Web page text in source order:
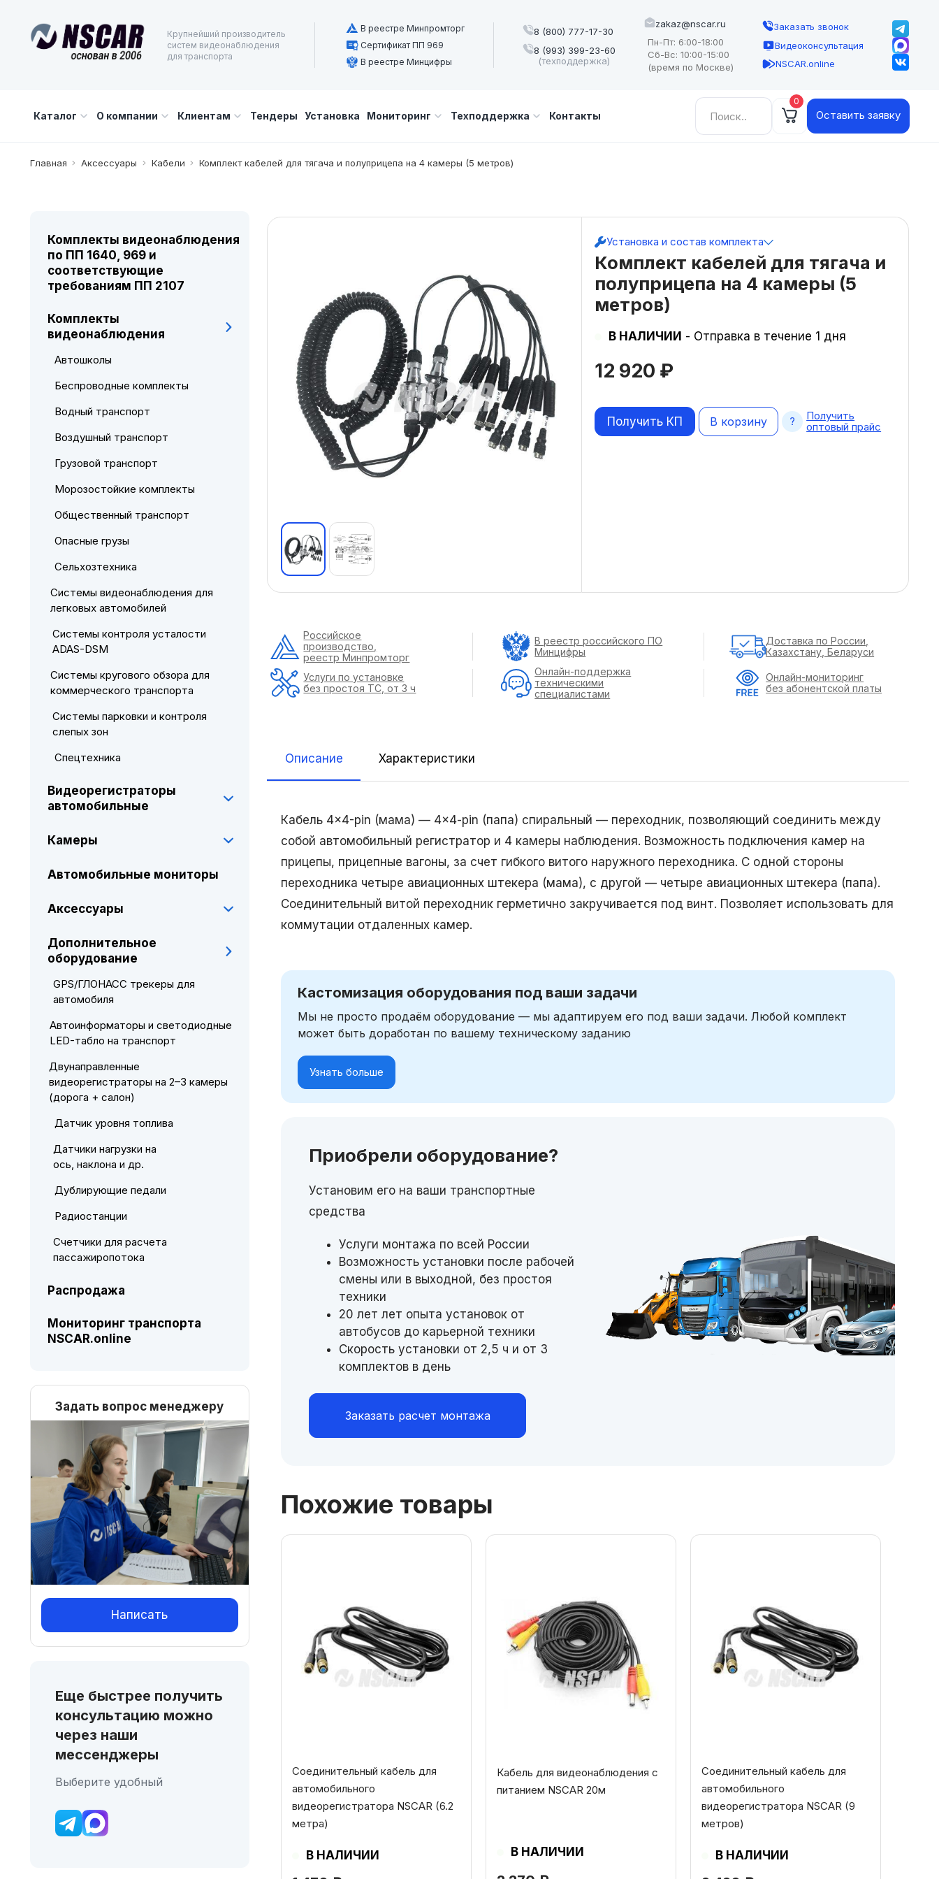
Крупнейший производитель
систем видеонаблюдения
для транспорта
В реестре Минпромторг
Сертификат ПП 969
В реестре Минцифры
8 (800) 777-17-30
8 (993) 399-23-60
(техподдержка)
zakaz@nscar.ru
Пн-Пт: 6:00-18:00
Сб-Вс: 10:00-15:00
(время по Москве)
Заказать звонок
Видеоконсультация
NSCAR.online
Каталог О компании Клиентам Тендеры Установка Мониторинг Техподдержка Контакты
Найти: 0
Оставить заявку
Главная Аксессуары Кабели Комплект кабелей для тягача и полуприцепа на 4 камеры (5 метров)
Комплект кабелей для тягача и
полуприцепа на 4 камеры (5
метров)
12 920 ₽
В НАЛИЧИИ - Отправка в течение 1 дня
Установка и состав комплекта
В корзину
Получить КП
Получить
оптовый прайс
Описание Характеристики
Кабель 4×4-pin (мама) — 4×4-pin (папа) спиральный — переходник, позволяющий соединить между
собой автомобильный регистратор и 4 камеры наблюдения. Возможность подключения камер на
прицепы, прицепные вагоны, за счет гибкого витого наружного переходника. С одной стороны
переходника четыре авиационных штекера (мама), с другой — четыре авиационных штекера (папа).
Соединительный витой переходник герметично закручивается под винт. Позволяет использовать для
коммутации отдаленных камер.
Кастомизация оборудования под ваши задачи
Мы не просто продаём оборудование — мы адаптируем его под ваши задачи. Любой комплект
может быть доработан по вашему техническому заданию
Узнать больше
Приобрели оборудование?
Установим его на ваши транспортные
средства
Услуги монтажа по всей России
Возможность установки после рабочей
смены или в выходной, без простоя
техники
20 лет лет опыта установок от
автобусов до карьерной техники
Скорость установки от 2,5 ч и от 3
комплектов в день
Заказать расчет монтажа
Похожие товары
Соединительный кабель для
автомобильного
видеорегистратора NSCAR (6.2
метра)
В НАЛИЧИИ
Кабель для видеонаблюдения с
питанием NSCAR 20м
В НАЛИЧИИ
Соединительный кабель для
автомобильного
видеорегистратора NSCAR (9
метров)
В НАЛИЧИИ
Российское
производство,
реестр Минпромторг
В реестр российского ПО
Минцифры
Доставка по России,
Казахстану, Беларуси
Услуги по установке
без простоя ТС, от 3 ч
Онлайн-поддержка
техническими
специалистами
Онлайн-мониторинг
без абонентской платы
Комплекты видеонаблюдения
по ПП 1640, 969 и
соответствующие
требованиям ПП 2107
Комплекты
видеонаблюдения
Автошколы
Беспроводные комплекты
Водный транспорт
Воздушный транспорт
Грузовой транспорт
Морозостойкие комплекты
Общественный транспорт
Опасные грузы
Сельхозтехника
Системы видеонаблюдения для
легковых автомобилей
Системы контроля усталости
ADAS-DSM
Системы кругового обзора для
коммерческого транспорта
Системы парковки и контроля
слепых зон
Спецтехника
Видеорегистраторы
автомобильные
Камеры
Автомобильные мониторы
Аксессуары
Дополнительное
оборудование
GPS/ГЛОНАСС трекеры для
автомобиля
Автоинформаторы и светодиодные
LED-табло на транспорт
Двунаправленные
видеорегистраторы на 2–3 камеры
(дорога + салон)
Датчик уровня топлива
Датчики нагрузки на
ось, наклона и др.
Дублирующие педали
Радиостанции
Счетчики для расчета
пассажиропотока
Распродажа
Мониторинг транспорта
NSCAR.online
Задать вопрос менеджеру
Написать
Еще быстрее получить
консультацию можно
через наши
мессенджеры
Выберите удобный